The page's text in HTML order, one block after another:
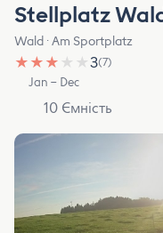
Stellplatz
Wald · Am Sportplatz
★ ★ ★ ★ ★3(7)
Jan – Dec
10 Ємність